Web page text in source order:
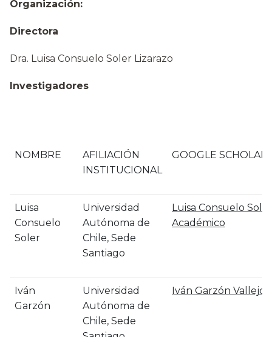
Organización:
Directora
Dra. Luisa Consuelo Soler Lizarazo
Investigadores
NOMBRE
AFILIACIÓN
INSTITUCIONAL
GOOGLE SCHOLAR
Luisa
Consuelo
Soler
Universidad
Autónoma de
Chile, Sede
Santiago
‪Luisa Consuelo
Académico
Iván
Garzón
Universidad
Autónoma de
Chile, Sede
‪Iván Garzón Vallejo